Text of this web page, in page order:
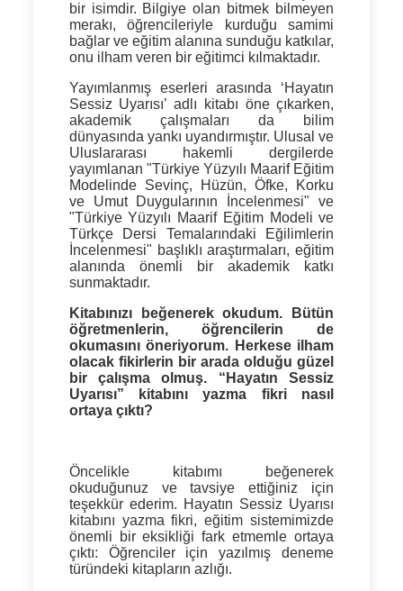
bir isimdir. Bilgiye olan bitmek bilmeyen
merakı, öğrencileriyle kurduğu samimi
bağlar ve eğitim alanına sunduğu katkılar,
onu ilham veren bir eğitimci kılmaktadır.
Yayımlanmış eserleri arasında ‘Hayatın
Sessiz Uyarısı’ adlı kitabı öne çıkarken,
akademik çalışmaları da bilim
dünyasında yankı uyandırmıştır. Ulusal ve
Uluslararası hakemli dergilerde
yayımlanan "Türkiye Yüzyılı Maarif Eğitim
Modelinde Sevinç, Hüzün, Öfke, Korku
ve Umut Duygularının İncelenmesi" ve
"Türkiye Yüzyılı Maarif Eğitim Modeli ve
Türkçe Dersi Temalarındaki Eğilimlerin
İncelenmesi" başlıklı araştırmaları, eğitim
alanında önemli bir akademik katkı
sunmaktadır.
Kitabınızı beğenerek okudum. Bütün
öğretmenlerin, öğrencilerin de
okumasını öneriyorum. Herkese ilham
olacak fikirlerin bir arada olduğu güzel
bir çalışma olmuş. “Hayatın Sessiz
Uyarısı” kitabını yazma fikri nasıl
ortaya çıktı?
Öncelikle kitabımı beğenerek
okuduğunuz ve tavsiye ettiğiniz için
teşekkür ederim. Hayatın Sessiz Uyarısı
kitabını yazma fikri, eğitim sistemimizde
önemli bir eksikliği fark etmemle ortaya
çıktı: Öğrenciler için yazılmış deneme
türündeki kitapların azlığı.